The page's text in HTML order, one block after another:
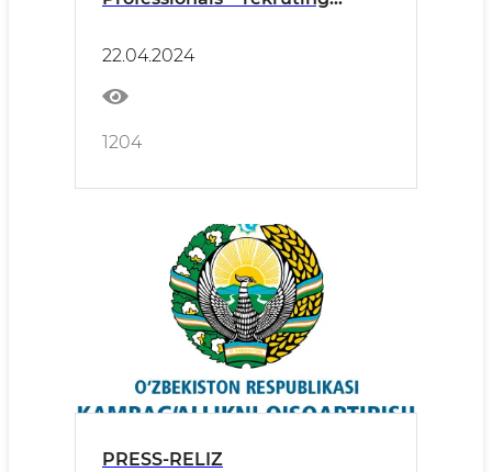
matbuot anjumani
22.04.2024
1204
PRESS-RELIZ